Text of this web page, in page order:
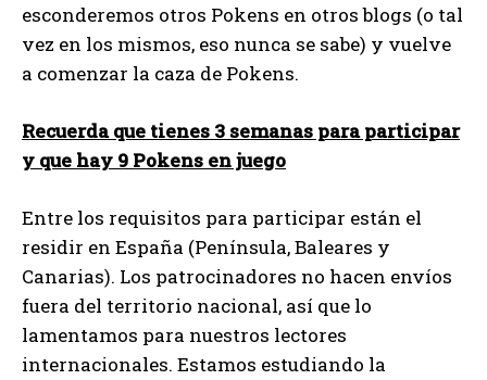
esconderemos otros Pokens en otros blogs (o tal
vez en los mismos, eso nunca se sabe) y vuelve
a comenzar la caza de Pokens.
Recuerda que tienes 3 semanas para participar
y que hay 9 Pokens en juego
Entre los requisitos para participar están el
residir en España (Península, Baleares y
Canarias). Los patrocinadores no hacen envíos
fuera del territorio nacional, así que lo
lamentamos para nuestros lectores
internacionales. Estamos estudiando la